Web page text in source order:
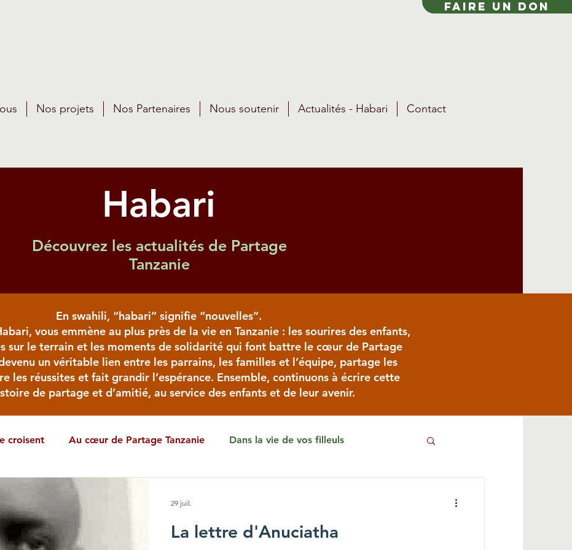
FAIRE UN DON
Nos projets Nos Partenaires Nous soutenir Actualités - Habari Contact
Habari
Découvrez les actualités de Partage
Tanzanie
En swahili, “habari” signifie “nouvelles”.
vous emmène au plus près de la vie en Tanzanie : les sourires des enfants,
sur le terrain et les moments de solidarité qui font battre le cœur de Partage
un véritable lien entre les parrains, les familles et l’équipe, partage les
les réussites et fait grandir l’espérance. Ensemble, continuons à écrire cette
de partage et d’amitié, au service des enfants et de leur avenir.
croisent Au cœur de Partage Tanzanie Dans la vie de vos filleuls
? Souvenirs, souvenirs
La lettre d'Anuciatha
29 juil.